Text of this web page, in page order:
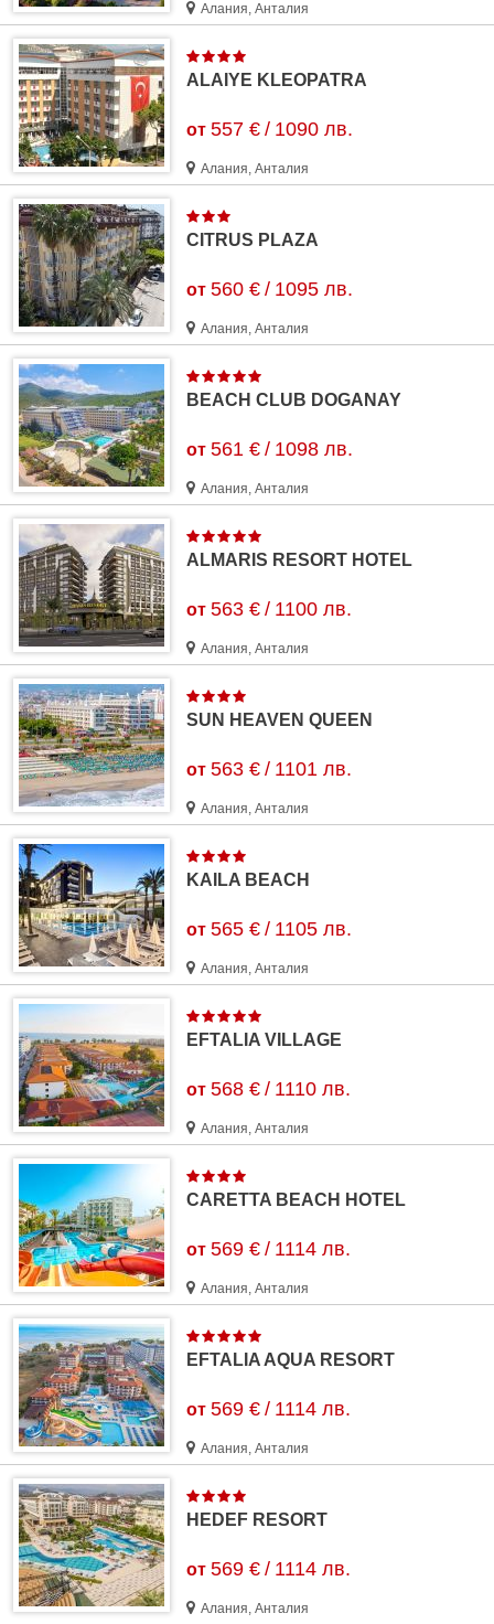
Алания, Анталия
ALAIYE KLEOPATRA
от 557 € / 1090 лв.
Алания, Анталия
CITRUS PLAZA
от 560 € / 1095 лв.
Алания, Анталия
BEACH CLUB DOGANAY
от 561 € / 1098 лв.
Алания, Анталия
ALMARIS RESORT HOTEL
от 563 € / 1100 лв.
Алания, Анталия
SUN HEAVEN QUEEN
от 563 € / 1101 лв.
Алания, Анталия
KAILA BEACH
от 565 € / 1105 лв.
Алания, Анталия
EFTALIA VILLAGE
от 568 € / 1110 лв.
Алания, Анталия
CARETTA BEACH HOTEL
от 569 € / 1114 лв.
Алания, Анталия
EFTALIA AQUA RESORT
от 569 € / 1114 лв.
Алания, Анталия
HEDEF RESORT
от 569 € / 1114 лв.
Алания, Анталия